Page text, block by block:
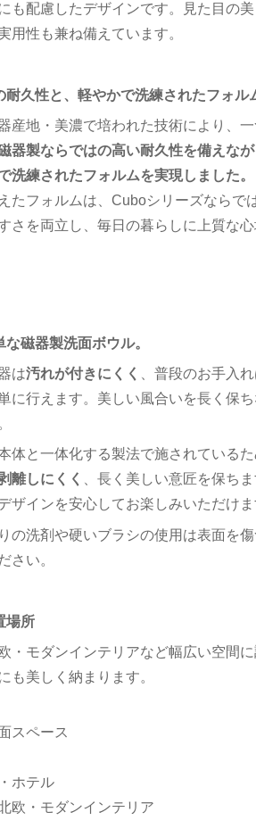
も配慮したデザインです。見た目の
用性も兼ね備えています。
耐久性と、軽やかで洗練されたフォル
産地・美濃で培われた技術により、
器製ならではの高い耐久性を備えな
洗練されたフォルムを実現しました。
たフォルムは、Cuboシリーズならで
さを両立し、毎日の暮らしに上質な
磁器製洗面ボウル。
は汚れが付きにくく
、普段のお手入
に行えます。美しい風合いを長く保
体と一体化する製法で施されている
離しにくく
、長く美しい意匠を保ち
ザインを安心してお楽しみいただけ
の洗剤や硬いブラシの使用は表面を
さい。
場所
・モダンインテリアなど幅広い空間
も美しく納まります。
スペース
ホテル
欧・モダンインテリア